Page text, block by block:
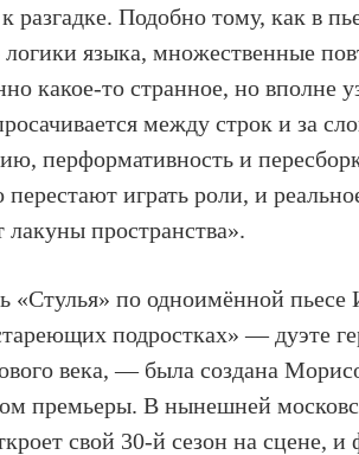
Подобно тому, как в
языка, множественные
какое-то странное, но вполне
между строк и за
перформативность и
играть роли, и
лакуны пространства».
«Стулья» по одноимённой
подростках» — дуэте
века, — была создана
премьеры. В нынешней
свой 30-й сезон на сцене, и